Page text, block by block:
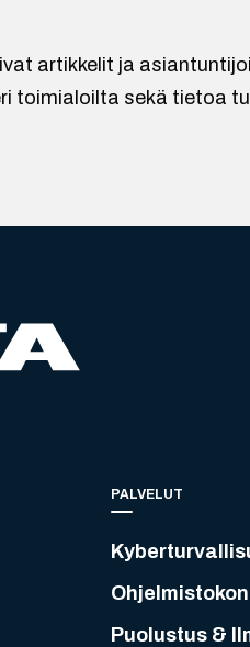
artikkelit ja
toimialoilta sekä tietoa
PALVELUT
Puolustus &